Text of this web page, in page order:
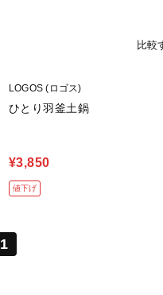
比較
LOGOS (ロゴス)
ひとり羽釜土鍋
¥3,850
値下げ
1